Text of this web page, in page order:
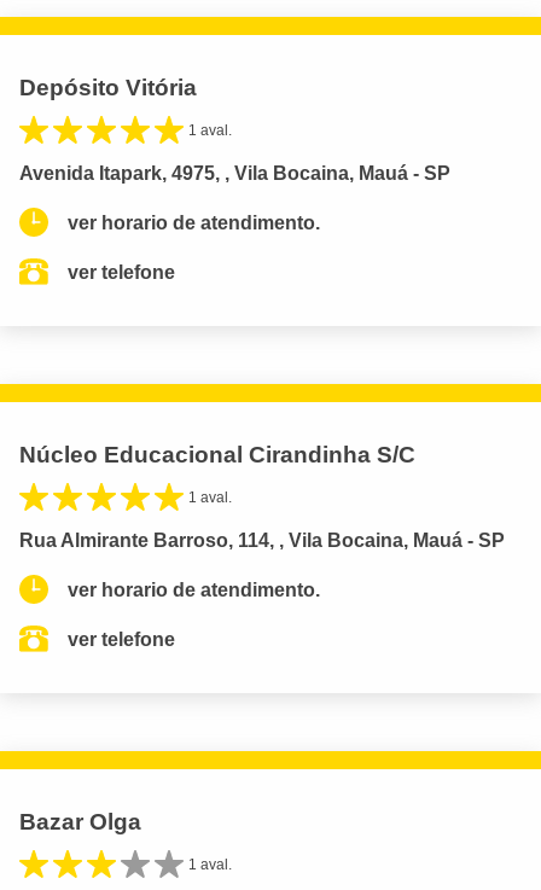
Depósito Vitória
1 aval.
Avenida Itapark, 4975, , Vila Bocaina, Mauá - SP
ver horario de atendimento.
ver telefone
Núcleo Educacional Cirandinha S/C
1 aval.
Rua Almirante Barroso, 114, , Vila Bocaina, Mauá - SP
ver horario de atendimento.
ver telefone
Bazar Olga
1 aval.